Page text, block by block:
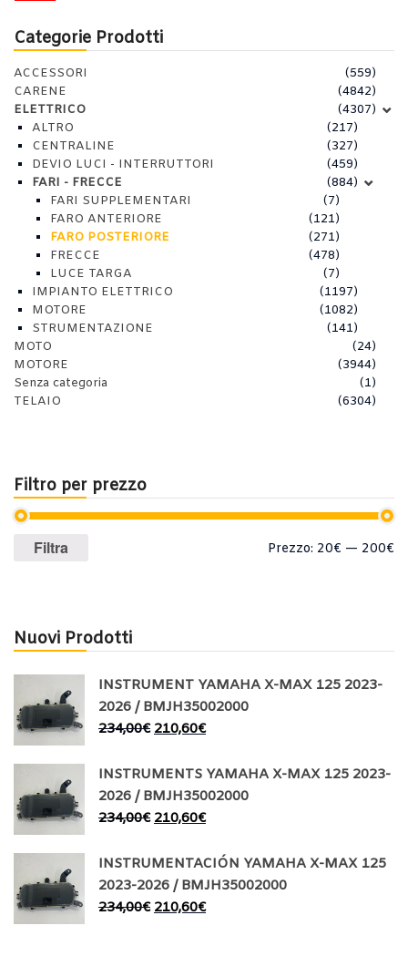
Categorie Prodotti
ACCESSORI
(559)
CARENE
(4842)
ELETTRICO
(4307)
ALTRO
(217)
CENTRALINE
(327)
DEVIO LUCI - INTERRUTTORI
(459)
FARI - FRECCE
(884)
FARI SUPPLEMENTARI
(7)
FARO ANTERIORE
(121)
FARO POSTERIORE
(271)
FRECCE
(478)
LUCE TARGA
(7)
IMPIANTO ELETTRICO
(1197)
MOTORE
(1082)
STRUMENTAZIONE
(141)
MOTO
(24)
MOTORE
(3944)
Senza categoria
(1)
TELAIO
(6304)
Filtro per prezzo
Prezzo
Prezzo
Filtra Prezzo: 20€ — 200€
Nuovi Prodotti
INSTRUMENT YAMAHA X-MAX 125 2023-
2026 / BMJH35002000
234,00€ 210,60€
INSTRUMENTS YAMAHA X-MAX 125 2023-
2026 / BMJH35002000
234,00€ 210,60€
INSTRUMENTACIÓN YAMAHA X-MAX 125
2023-2026 / BMJH35002000
234,00€ 210,60€